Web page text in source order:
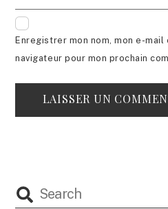
Enregistrer mon nom, mon e-
navigateur pour mon prochain